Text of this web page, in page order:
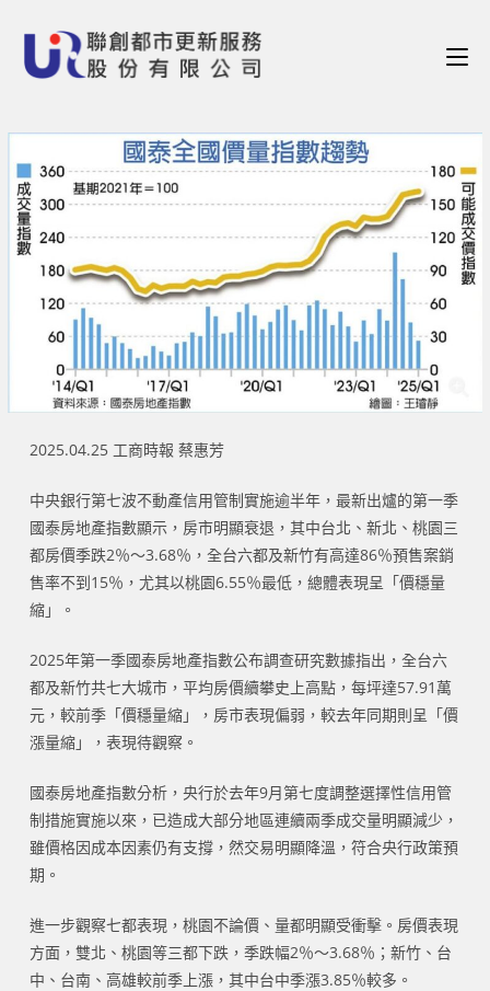
2025.04.25 工商時報 蔡惠芳
中央銀行第七波不動產信用管制實施逾半年，最新出爐的第一季
國泰房地產指數顯示，房市明顯衰退，其中台北、新北、桃園三
都房價季跌2％～3.68％，全台六都及新竹有高達86％預售案銷
售率不到15％，尤其以桃園6.55％最低，總體表現呈「價穩量
縮」。
2025年第一季國泰房地產指數公布調查研究數據指出，全台六
都及新竹共七大城市，平均房價續攀史上高點，每坪達57.91萬
元，較前季「價穩量縮」，房市表現偏弱，較去年同期則呈「價
漲量縮」，表現待觀察。
國泰房地產指數分析，央行於去年9月第七度調整選擇性信用管
制措施實施以來，已造成大部分地區連續兩季成交量明顯減少，
雖價格因成本因素仍有支撐，然交易明顯降溫，符合央行政策預
期。
進一步觀察七都表現，桃園不論價、量都明顯受衝擊。房價表現
方面，雙北、桃園等三都下跌，季跌幅2％～3.68％；新竹、台
中、台南、高雄較前季上漲，其中台中季漲3.85％較多。